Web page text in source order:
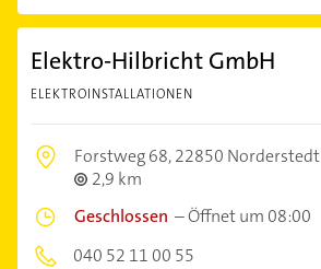
Elektro-Hilbricht GmbH
ELEKTROINSTALLATIONEN
Forstweg 68,22850 Norderstedt
2,9 km
Geschlossen –Öffnet um 08:00
040 52 11 00 55